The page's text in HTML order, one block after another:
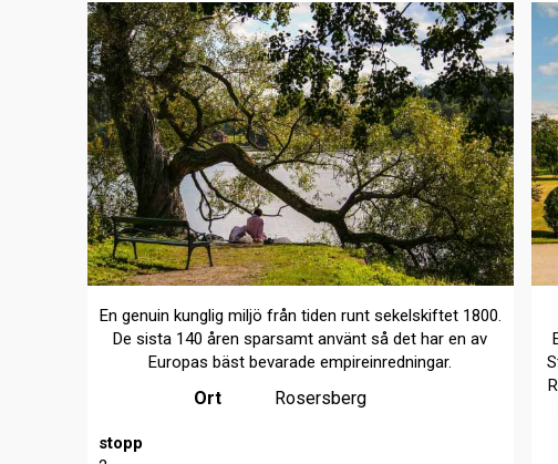
En genuin kunglig miljö från tiden runt sekelskiftet 1800.
De sista 140 åren sparsamt använt så det har en av
Europas bäst bevarade empireinredningar.
Ort Rosersberg
stopp